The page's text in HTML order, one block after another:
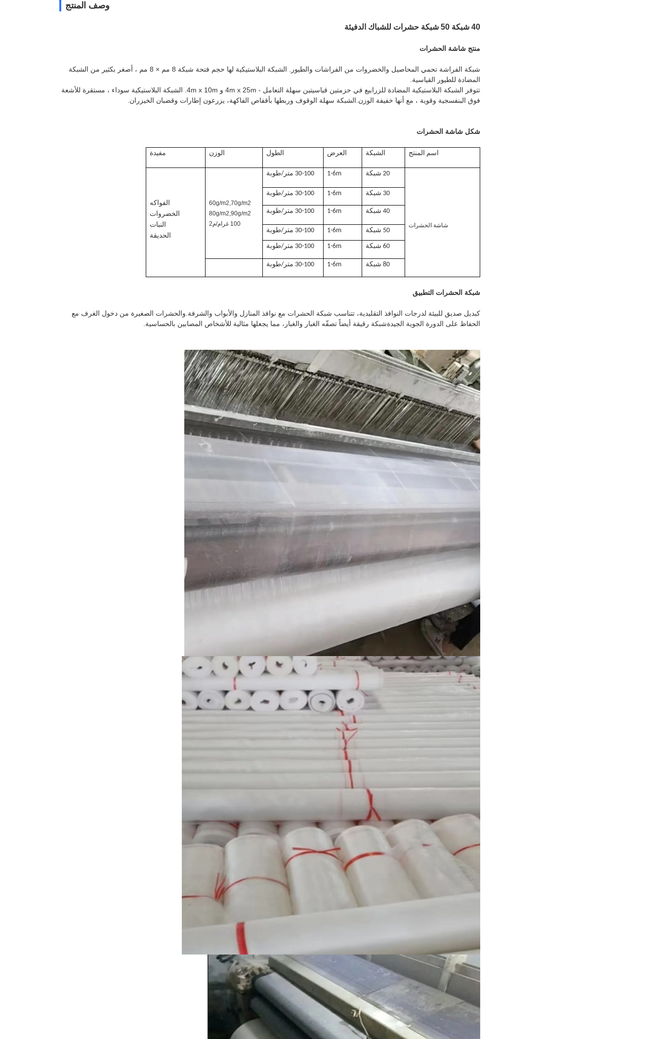
وصف المنتج
40 شبكة 50 شبكة حشرات للشباك الدفيئة
منتج شاشة الحشرات
شبكة الفراشة تحمي المحاصيل والخضروات من الفراشات والطيور. الشبكة البلاستيكية لها حجم فتحة شبكة 8 مم × 8 مم ، أصغر بكثير من الشبكة
المضادة للطيور القياسية.
تتوفر الشبكة البلاستيكية المضادة للزرابيع في حزمتين قياسيتين سهلة التعامل - 4m x 25m و 4m x 10m. الشبكة البلاستيكية سوداء ، مستقرة للأشعة
فوق البنفسجية وقوية ، مع أنها خفيفة الوزن.الشبكة سهلة الوقوف وربطها بأقفاص الفاكهة، يزرعون إطارات وقضبان الخيزران.
شكل شاشة الحشرات
اسم المنتج الشبكة العرض الطول الوزن مفيدة
شاشة الحشرات
20 شبكة 1-6m 30-100 متر/طوبة
60g/m2,70g/m2
80g/m2,90g/m2
100 غرام/م2
الفواكه
الخضروات
النبات
الحديقة
30 شبكة 1-6m 30-100 متر/طوبة
40 شبكة 1-6m 30-100 متر/طوبة
50 شبكة 1-6m 30-100 متر/طوبة
60 شبكة 1-6m 30-100 متر/طوبة
80 شبكة 1-6m 30-100 متر/طوبة
شبكة الحشرات التطبيق
كبديل صديق للبيئة لدرجات النوافذ التقليدية، تتناسب شبكة الحشرات مع نوافذ المنازل والأبواب والشرفة.والحشرات الصغيرة من دخول الغرف مع
الحفاظ على الدورة الجوية الجيدةشبكة رقيقة أيضاً تصفّه الغبار والغبار، مما يجعلها مثالية للأشخاص المصابين بالحساسية.